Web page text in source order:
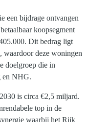
een bijdrage ontvangen
koopsegment
Dit bedrag ligt
waardoor deze woningen
doelgroep die in
en NHG.
is circa €2,5 miljard.
top in de
waarbij het Rijk